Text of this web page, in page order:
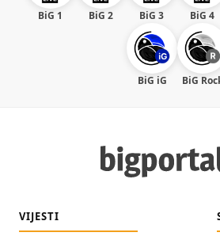
BiG 1 BiG 2 BiG 3 BiG 4
BiG iG BiG
VIJESTI